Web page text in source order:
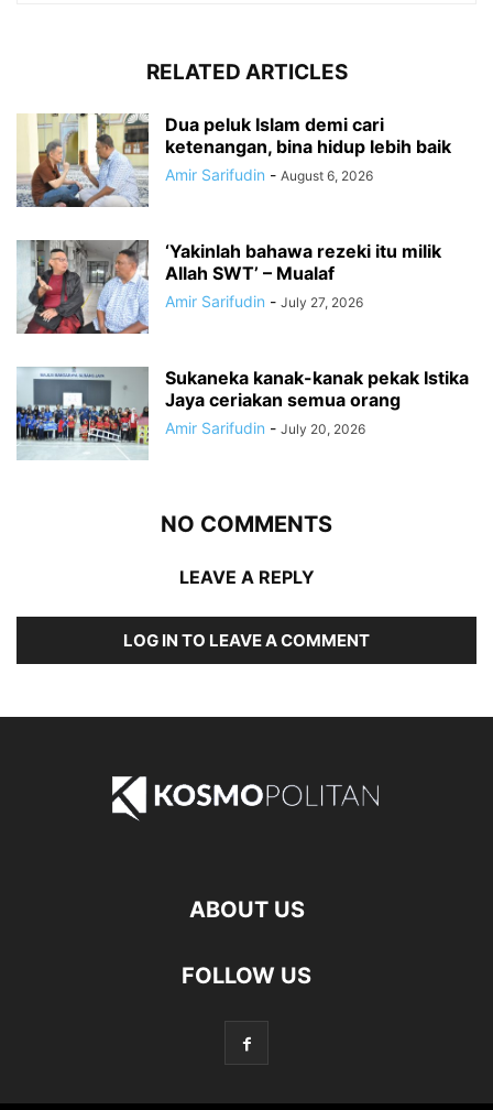
RELATED ARTICLES
Dua peluk Islam demi cari
ketenangan, bina hidup lebih baik
Amir Sarifudin - August 6, 2026
‘Yakinlah bahawa rezeki itu milik
Allah SWT’ – Mualaf
Amir Sarifudin - July 27, 2026
Sukaneka kanak-kanak pekak Istika
Jaya ceriakan semua orang
Amir Sarifudin - July 20, 2026
NO COMMENTS
LEAVE A REPLY
LOG IN TO LEAVE A COMMENT
ABOUT US
FOLLOW US